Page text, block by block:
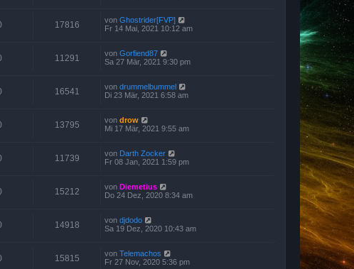
17816 von Ghostrider[FVP]
Fr 14 Mai, 2021 10:12 am
11291 von Gorfiend87
Sa 27 Mär, 2021 9:30 pm
16541 von drummelbummel
Di 23 Mär, 2021 6:58 am
13795 von drow
Mi 17 Mär, 2021 9:55 am
11739 von Darth Zocker
Fr 08 Jan, 2021 1:59 pm
15212 von Diemetius
Do 24 Dez, 2020 8:34 am
14918 von djdodo
Sa 19 Dez, 2020 10:43 am
15815 von Telemachos
Fr 27 Nov, 2020 5:36 pm